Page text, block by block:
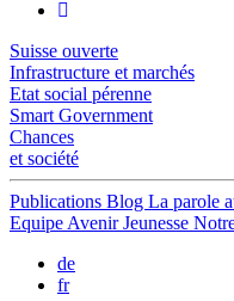
Suisse ouverte
Infrastructure et marchés
Etat social pérenne
Smart Government
Chances
et société
Publications Blog La parole
Equipe Avenir Jeunesse
de
fr